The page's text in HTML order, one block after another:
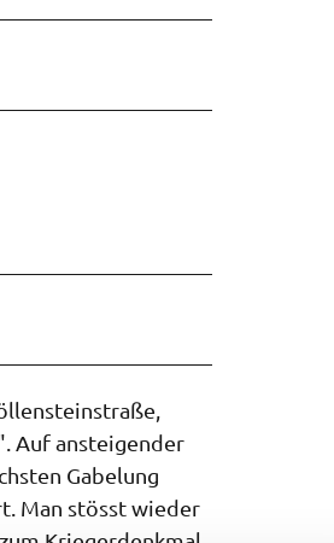
Auf ansteigender
Gabelung
Man stösst wieder